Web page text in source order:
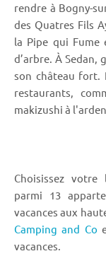
rendre à Bogny-
des Quatres Fils
la Pipe qui Fume
d’arbre. À Sedan,
son château fort.
restaurants,
makizushi à
Choisissez votre
parmi 13
vacances aux
Camping and Co
vacances.